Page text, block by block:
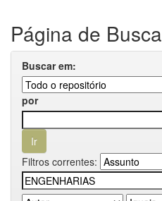
Página de Busca
Buscar em:
por
Filtros correntes: